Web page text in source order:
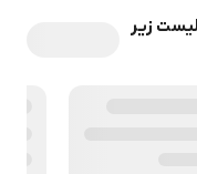
زیر